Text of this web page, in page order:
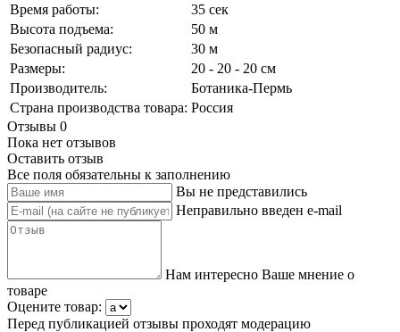
Время работы:
35 сек
Высота подъема:
50 м
Безопасный радиус:
30 м
Размеры:
20 - 20 - 20 см
Производитель:
Ботаника-Пермь
Страна производства товара: Россия
Отзывы 0
Пока нет отзывов
Оставить отзыв
Все поля обязательны к заполнению
Вы не представились
Неправильно введен e-mail
Нам интересно Ваше мнение о
товаре
Оцените товар:
Перед публикацией отзывы проходят модерацию